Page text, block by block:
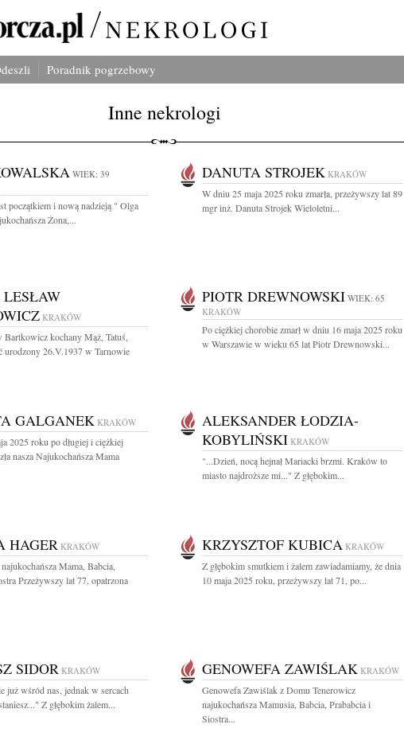
Poradnik pogrzebowy
Inne nekrologi
WIEK: 39
początkiem i nową nadzieją " Olga
Żona,...
DANUTA STROJEK KRAKÓW
W dniu 25 maja 2025 roku zmarła, przeżywszy lat 89
mgr inż. Danuta Strojek Wieloletni...
LESŁAW
KRAKÓW
Bartkowicz kochany Mąż, Tatuś,
urodzony 26.V.1937 w Tarnowie
PIOTR DREWNOWSKI WIEK: 65
KRAKÓW
Po ciężkiej chorobie zmarł w dniu 16 maja 2025 roku
w Warszawie w wieku 65 lat Piotr Drewnowski...
GALGANEK KRAKÓW
2025 roku po długiej i ciężkiej
nasza Najukochańsza Mama
ALEKSANDER ŁODZIA-
KOBYLIŃSKI KRAKÓW
"...Dzień, nocą hejnał Mariacki brzmi. Kraków to
miasto najdroższe mi..." Z głębokim...
HAGER KRAKÓW
Mama, Babcia,
Przeżywszy lat 77, opatrzona
KRZYSZTOF KUBICA KRAKÓW
Z głębokim smutkiem i żalem zawiadamiamy, że dnia
10 maja 2025 roku, przeżywszy lat 71, po...
SIDOR KRAKÓW
już wśród nas, jednak w sercach
Z głębokim żalem...
GENOWEFA ZAWIŚLAK KRAKÓW
Genowefa Zawiślak z Domu Tenerowicz
najukochańsza Mamusia, Babcia, Prababcia i
Siostra...